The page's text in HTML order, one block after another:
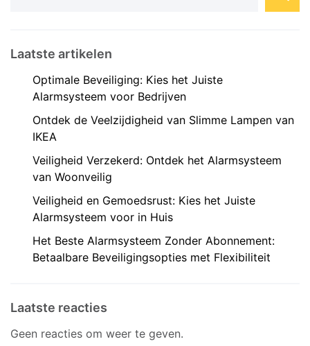
Laatste artikelen
Optimale Beveiliging: Kies het Juiste
Alarmsysteem voor Bedrijven
Ontdek de Veelzijdigheid van Slimme Lampen van
IKEA
Veiligheid Verzekerd: Ontdek het Alarmsysteem
van Woonveilig
Veiligheid en Gemoedsrust: Kies het Juiste
Alarmsysteem voor in Huis
Het Beste Alarmsysteem Zonder Abonnement:
Betaalbare Beveiligingsopties met Flexibiliteit
Laatste reacties
Geen reacties om weer te geven.